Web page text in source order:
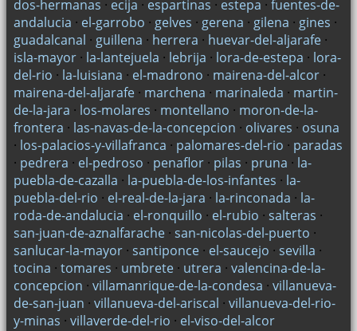
dos-hermanas · ecija · espartinas · estepa · fuentes-de-
andalucia · el-garrobo · gelves · gerena · gilena · gines ·
guadalcanal · guillena · herrera · huevar-del-aljarafe·
isla-mayor· la-lantejuela · lebrija · lora-de-estepa · lora-
del-rio · la-luisiana · el-madrono · mairena-del-alcor·
mairena-del-aljarafe· marchena · marinaleda · martin-
de-la-jara · los-molares · montellano · moron-de-la-
frontera · las-navas-de-la-concepcion · olivares · osuna
· los-palacios-y-villafranca · palomares-del-rio · paradas
· pedrera · el-pedroso · penaflor· pilas · pruna · la-
puebla-de-cazalla · la-puebla-de-los-infantes · la-
puebla-del-rio · el-real-de-la-jara · la-rinconada · la-
roda-de-andalucia · el-ronquillo · el-rubio · salteras ·
san-juan-de-aznalfarache· san-nicolas-del-puerto ·
sanlucar-la-mayor· santiponce· el-saucejo · sevilla ·
tocina · tomares · umbrete· utrera · valencina-de-la-
concepcion · villamanrique-de-la-condesa · villanueva-
de-san-juan · villanueva-del-ariscal · villanueva-del-rio-
y-minas · villaverde-del-rio · el-viso-del-alcor